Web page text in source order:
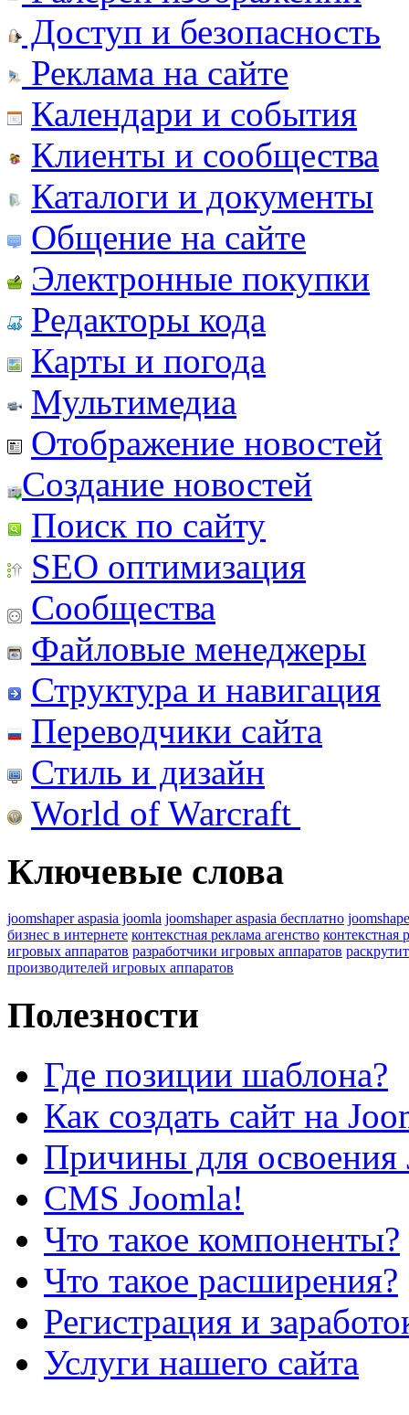
Доступ и безопасность
Реклама на сайте
Календари и события
Клиенты и сообщества
Каталоги и документы
Общение на сайте
Электронные покупки
Редакторы кода
Карты и погода
Мультимедиа
Отображение новостей
Создание новостей
Поиск по сайту
SEO оптимизация
Сообщества
Файловые менеджеры
Структура и навигация
Переводчики сайта
Стиль и дизайн
World of Warcraft
Ключевые слова
joomshaper aspasia joomla joomshaper aspasia бесплатно
бизнес в интернете контекстная реклама агенство контекстная
игровых аппаратов разработчики игровых аппаратов
производителей игровых аппаратов
Полезности
Где позиции шаблона?
Как создать сайт на
Причины для освоения
CMS Joomla!
Что такое компоненты?
Что такое расширения?
Регистрация и
Услуги нашего сайта